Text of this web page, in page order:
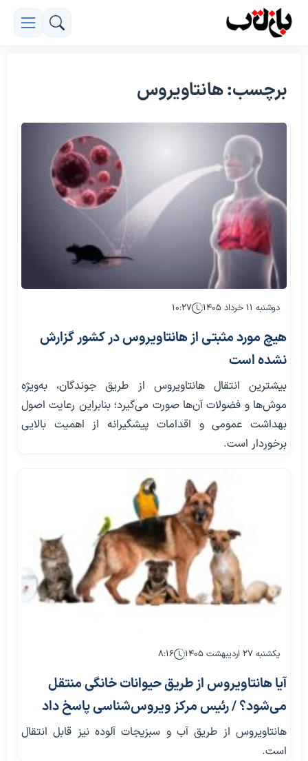
برچسب: هانتاویروس
دوشنبه ۱۱ خرداد ۱۴۰۵ ۱۰:۲۷
هیچ مورد مثبتی از هانتاویروس در کشور گزارش
نشده است
بیشترین انتقال هانتاویروس از طریق جوندگان، به‌ویژه
موش‌ها و فضولات آن‌ها صورت می‌گیرد؛ بنابراین رعایت اصول
بهداشت عمومی و اقدامات پیشگیرانه از اهمیت بالایی
برخوردار است.
یکشنبه ۲۷ اردیبهشت ۱۴۰۵ ۸:۱۶
آیا هانتاویروس از طریق حیوانات خانگی منتقل
می‌شود؟ / رئیس مرکز ویروس‌شناسی پاسخ داد
هانتاویروس از طریق آب و سبزیجات آلوده نیز قابل انتقال
است.